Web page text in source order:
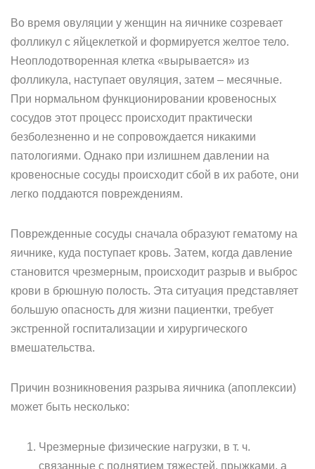
Во время овуляции у женщин на яичнике созревает
фолликул с яйцеклеткой и формируется желтое тело.
Неоплодотворенная клетка «вырывается» из
фолликула, наступает овуляция, затем – месячные.
При нормальном функционировании кровеносных
сосудов этот процесс происходит практически
безболезненно и не сопровождается никакими
патологиями. Однако при излишнем давлении на
кровеносные сосуды происходит сбой в их работе, они
легко поддаются повреждениям.
Поврежденные сосуды сначала образуют гематому на
яичнике, куда поступает кровь. Затем, когда давление
становится чрезмерным, происходит разрыв и выброс
крови в брюшную полость. Эта ситуация представляет
большую опасность для жизни пациентки, требует
экстренной госпитализации и хирургического
вмешательства.
Причин возникновения разрыва яичника (апоплексии)
может быть несколько:
Чрезмерные физические нагрузки, в т. ч.
связанные с поднятием тяжестей, прыжками, а